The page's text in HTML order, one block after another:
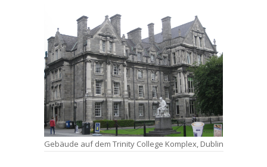
Gebäude auf dem Trinity College Komplex, Dublin